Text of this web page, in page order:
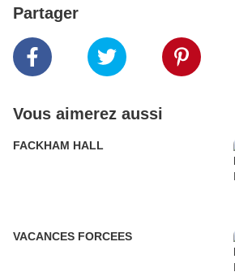
Partager
Vous aimerez aussi
FACKHAM HALL
VACANCES FORCEES